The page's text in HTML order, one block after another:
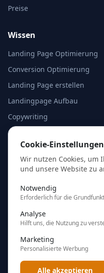
Preise
Wissen
Landing Page Optimierung
Conversion Optimierung
Landing Page erstellen
Landingpage Aufbau
Copywriting
A/B-Test Alternativen
Analyse starten
eurer Google Ads — kein
Account-Zugang nötig.
Ads analysieren
Cookie-Einstellungen
Wir nutzen Cookies, um
und unsere Website zu
Notwendig
Erforderlich für die
Analyse
Hilft uns, die Nutzung zu
Marketing
Personalisierte Werbung
Alle akzeptieren